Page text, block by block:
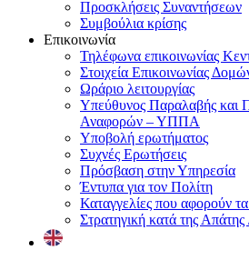
Προσκλήσεις Συναντήσεων
Συμβούλια κρίσης
Επικοινωνία
Τηλέφωνα επικοινωνίας
Στοιχεία Επικοινωνίας
Ωράριο λειτουργίας
Υπεύθυνος Παραλαβής και
Αναφορών – ΥΠΠΑ
Υποβολή ερωτήματος
Συχνές Ερωτήσεις
Πρόσβαση στην Υπηρεσία
Έντυπα για τον Πολίτη
Καταγγελίες που αφορούν
Στρατηγική κατά της Απάτης